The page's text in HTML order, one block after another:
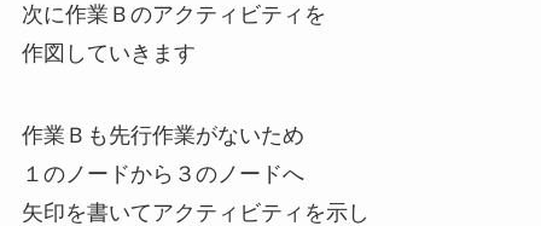
次に作業Ｂのアクティビティを
作図していきます
作業Ｂも先行作業がないため
１のノードから３のノードへ
矢印を書いてアクティビティを示し